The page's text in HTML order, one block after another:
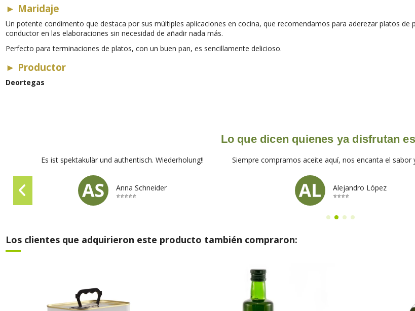
► Maridaje
Un potente condimento que destaca por sus múltiples aplicaciones en cocina, que recomendamos para aderezar platos
conductor en las elaboraciones sin necesidad de añadir nada más.
Perfecto para terminaciones de platos, con un buen pan, es sencillamente delicioso.
► Productor
Deortegas
Lo que dicen quienes ya disfrutan
Es ist spektakulär und authentisch. Wiederholung!!
Anna Schneider
⭐⭐⭐⭐⭐
Siempre compramos aceite aquí, nos encanta el sabor
Alejandro López
⭐⭐⭐⭐
Los clientes que adquirieron este producto también compraron: